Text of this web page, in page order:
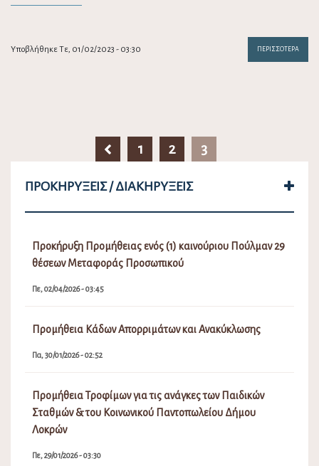
Υποβλήθηκε Τε, 01/02/2023 - 03:30 ΠΕΡΙΣΣΌΤΕΡΑ
1 2 3
ΠΡΟΚΗΡΎΞΕΙΣ / ΔΙΑΚΗΡΎΞΕΙΣ
Προκήρυξη Προμήθειας ενός (1) καινούριου Πούλμαν 29
θέσεων Μεταφοράς Προσωπικού
Πε, 02/04/2026 - 03:45
Προμήθεια Κάδων Απορριμάτων και Ανακύκλωσης
Πα, 30/01/2026 - 02:52
Προμήθεια Τροφίμων για τις ανάγκες των Παιδικών
Σταθμών & του Κοινωνικού Παντοπωλείου Δήμου
Λοκρών
Πε, 29/01/2026 - 03:30